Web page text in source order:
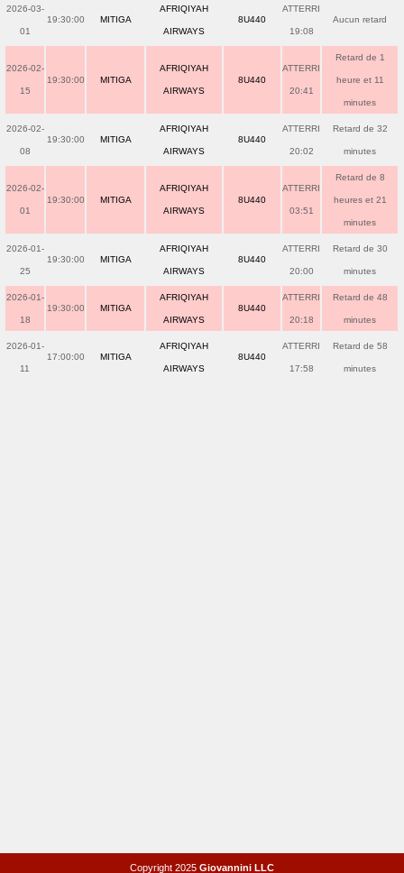
2026-03-
01
19:30:00 MITIGA
AFRIQIYAH
AIRWAYS
8U440
ATTERRI
19:08
Aucun retard
2026-02-
15
19:30:00 MITIGA
AFRIQIYAH
AIRWAYS
8U440
ATTERRI
20:41
Retard de 1
heure et 11
minutes
2026-02-
08
19:30:00 MITIGA
AFRIQIYAH
AIRWAYS
8U440
ATTERRI
20:02
Retard de 32
minutes
2026-02-
01
19:30:00 MITIGA
AFRIQIYAH
AIRWAYS
8U440
ATTERRI
03:51
Retard de 8
heures et 21
minutes
2026-01-
25
19:30:00 MITIGA
AFRIQIYAH
AIRWAYS
8U440
ATTERRI
20:00
Retard de 30
minutes
2026-01-
18
19:30:00 MITIGA
AFRIQIYAH
AIRWAYS
8U440
ATTERRI
20:18
Retard de 48
minutes
2026-01-
11
17:00:00 MITIGA
AFRIQIYAH
AIRWAYS
8U440
ATTERRI
17:58
Retard de 58
minutes
Copyright 2025 Giovannini LLC